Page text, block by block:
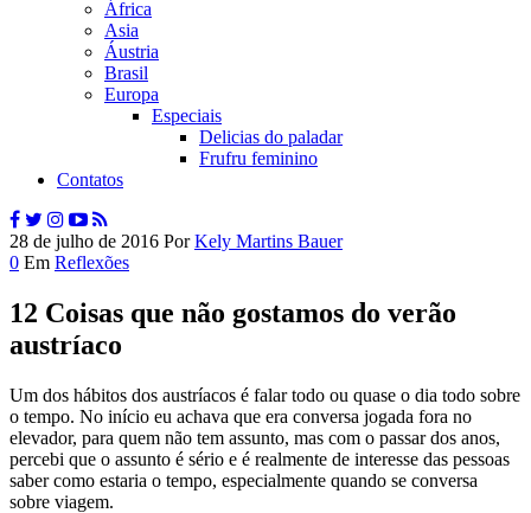
África
Asia
Áustria
Brasil
Europa
Especiais
Delicias do paladar
Frufru feminino
Contatos
28 de julho de 2016 Por Kely Martins Bauer
0 Em Reflexões
12 Coisas que não gostamos do verão
austríaco
Um dos hábitos dos austríacos é falar todo ou quase o dia todo sobre
o tempo. No início eu achava que era conversa jogada fora no
elevador, para quem não tem assunto, mas com o passar dos anos,
percebi que o assunto é sério e é realmente de interesse das pessoas
saber como estaria o tempo, especialmente quando se conversa
sobre viagem.